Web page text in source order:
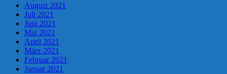
August 2021
Juli 2021
Juni 2021
Mai 2021
April 2021
März 2021
Februar 2021
Januar 2021